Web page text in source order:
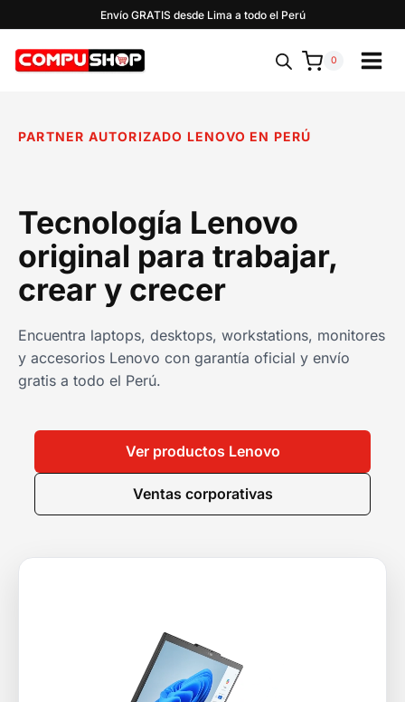
al
contenido
Envío GRATIS desde Lima a todo el Perú
0
PARTNER AUTORIZADO LENOVO EN PERÚ
Tecnología Lenovo
original para trabajar,
crear y crecer
Encuentra laptops, desktops, workstations, monitores
y accesorios Lenovo con garantía oficial y envío
gratis a todo el Perú.
Ver productos Lenovo
Ventas corporativas